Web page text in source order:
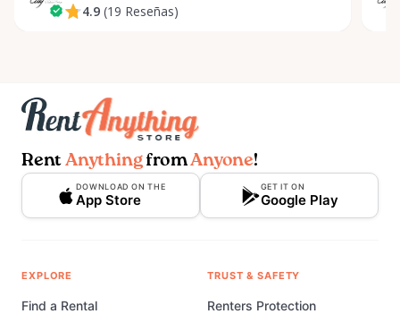
4.9 (19 Reseñas)
Rent AnythingfromAnyone!
DOWNLOAD ON THE
App Store
GET IT ON
Google Play
EXPLORE
Find a Rental
TRUST & SAFETY
Renters Protection